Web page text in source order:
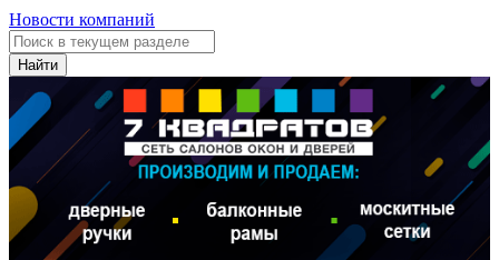
Новости компаний
Найти